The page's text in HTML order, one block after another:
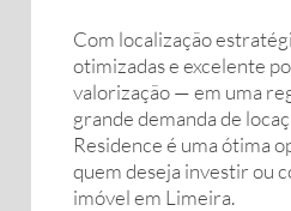
Com localização
otimizadas e excelente
valorização — em uma
grande demanda de
Residence é uma ótima
quem deseja investir ou
imóvel em Limeira.